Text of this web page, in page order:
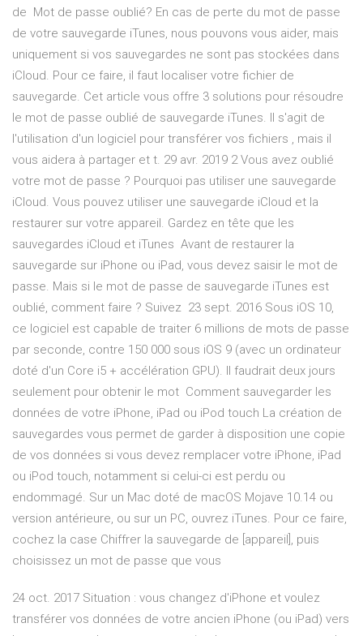
de Mot de passe oublié? En cas de perte du mot de passe
de votre sauvegarde iTunes, nous pouvons vous aider, mais
uniquement si vos sauvegardes ne sont pas stockées dans
iCloud. Pour ce faire, il faut localiser votre fichier de
sauvegarde. Cet article vous offre 3 solutions pour résoudre
le mot de passe oublié de sauvegarde iTunes. Il s'agit de
l'utilisation d'un logiciel pour transférer vos fichiers , mais il
vous aidera à partager et t. 29 avr. 2019 2 Vous avez oublié
votre mot de passe ? Pourquoi pas utiliser une sauvegarde
iCloud. Vous pouvez utiliser une sauvegarde iCloud et la
restaurer sur votre appareil. Gardez en tête que les
sauvegardes iCloud et iTunes Avant de restaurer la
sauvegarde sur iPhone ou iPad, vous devez saisir le mot de
passe. Mais si le mot de passe de sauvegarde iTunes est
oublié, comment faire ? Suivez 23 sept. 2016 Sous iOS 10,
ce logiciel est capable de traiter 6 millions de mots de passe
par seconde, contre 150 000 sous iOS 9 (avec un ordinateur
doté d'un Core i5 + accélération GPU). Il faudrait deux jours
seulement pour obtenir le mot Comment sauvegarder les
données de votre iPhone, iPad ou iPod touch La création de
sauvegardes vous permet de garder à disposition une copie
de vos données si vous devez remplacer votre iPhone, iPad
ou iPod touch, notamment si celui-ci est perdu ou
endommagé. Sur un Mac doté de macOS Mojave 10.14 ou
version antérieure, ou sur un PC, ouvrez iTunes. Pour ce faire,
cochez la case Chiffrer la sauvegarde de [appareil], puis
choisissez un mot de passe que vous
24 oct. 2017 Situation : vous changez d'iPhone et voulez
transférer vos données de votre ancien iPhone (ou iPad) vers